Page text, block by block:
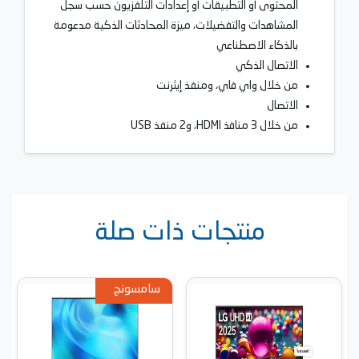
المحتوى أو التطبيقات أو إعدادات التلفزيون حسب سجل
المشاهدات والتفضيلات، ميزة المحادثات الذكية مدعومة
بالذكاء الاصطناعي
الاتصال الذكي
من خلال واي فاي، ومنفذ إيثرنت
الاتصال
من خلال 3 منافذ HDMI، و2 منفذ USB
منتجات ذات صلة
سامسونج